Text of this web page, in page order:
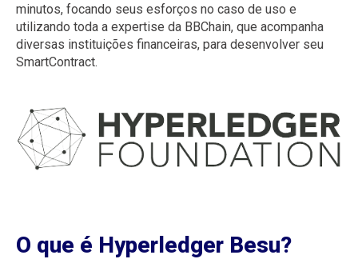
minutos, focando seus esforços no caso de uso e
utilizando toda a expertise da BBChain, que acompanha
diversas instituições financeiras, para desenvolver seu
SmartContract.
O que é Hyperledger Besu?